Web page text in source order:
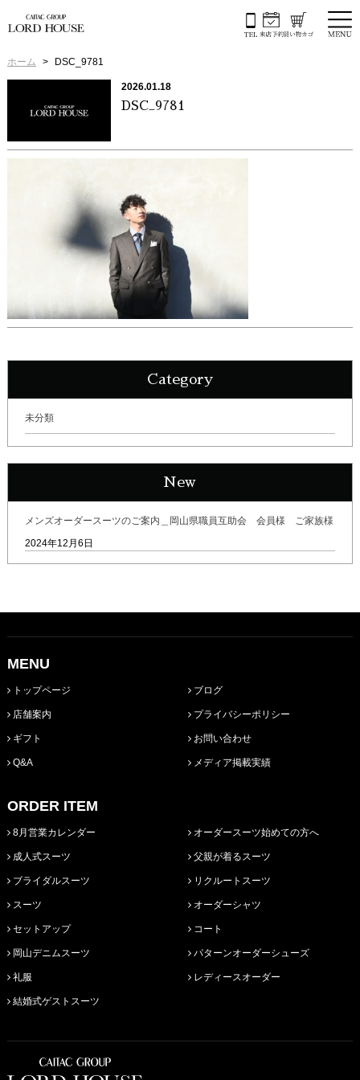
ホーム DSC_9781
2026.01.18
DSC_9781
Category
未分類
New
メンズオーダースーツのご案内＿岡山県職員互助会 会員様 ご家族様
2024年12月6日
MENU
トップページ
店舗案内
ギフト
Q&A
ブログ
プライバシーポリシー
お問い合わせ
メディア掲載実績
ORDER ITEM
8月営業カレンダー
成人式スーツ
ブライダルスーツ
スーツ
セットアップ
岡山デニムスーツ
礼服
結婚式ゲストスーツ
オーダースーツ始めての方へ
父親が着るスーツ
リクルートスーツ
オーダーシャツ
コート
パターンオーダーシューズ
レディースオーダー